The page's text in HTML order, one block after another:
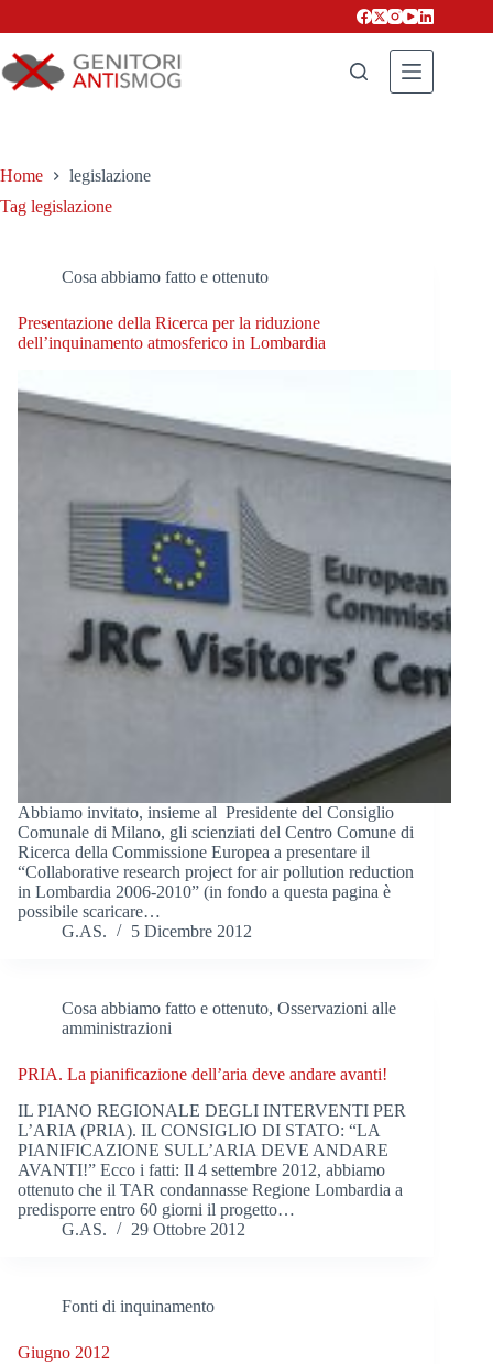
Home
legislazione
Tag legislazione
Cosa abbiamo fatto e ottenuto
Presentazione della Ricerca per la riduzione
dell’inquinamento atmosferico in Lombardia
Abbiamo invitato, insieme al Presidente del Consiglio
Comunale di Milano, gli scienziati del Centro Comune di
Ricerca della Commissione Europea a presentare il
“Collaborative research project for air pollution reduction
in Lombardia 2006-2010” (in fondo a questa pagina è
possibile scaricare…
G.AS.
5 Dicembre 2012
Cosa abbiamo fatto e ottenuto, Osservazioni alle
amministrazioni
PRIA. La pianificazione dell’aria deve andare avanti!
IL PIANO REGIONALE DEGLI INTERVENTI PER
L’ARIA (PRIA). IL CONSIGLIO DI STATO: “LA
PIANIFICAZIONE SULL’ARIA DEVE ANDARE
AVANTI!” Ecco i fatti: Il 4 settembre 2012, abbiamo
ottenuto che il TAR condannasse Regione Lombardia a
predisporre entro 60 giorni il progetto…
G.AS.
29 Ottobre 2012
Fonti di inquinamento
Giugno 2012